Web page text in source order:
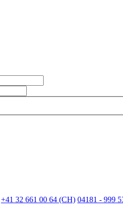
+41 32 661 00 64 (CH) 04181 - 999